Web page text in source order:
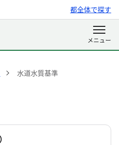
都全体で探す
水道水質基準